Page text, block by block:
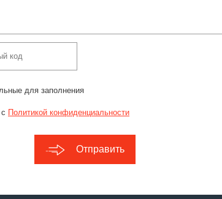
для заполнения
Политикой конфиденциальности
Отправить